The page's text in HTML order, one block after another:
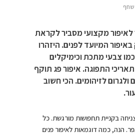
שחף
לאיפור מקצועי מסביר לקראת
המיועד לפנים. היזהרו
צבעי מתכת וכימיקלים
התפוגה. איפור פג תוקף
ולגרום לזיהומים. הכי חשוב
בקניית תחפושות מורגשת. כל
הנה, כמה דוגמאות לאיפור פנים